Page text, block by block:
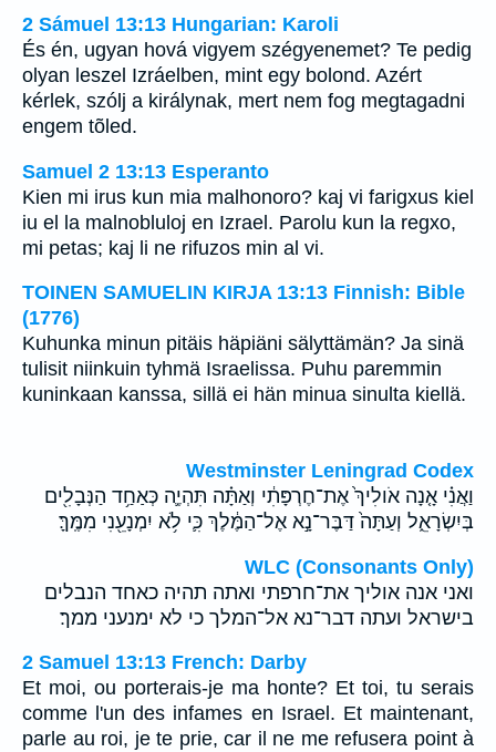
2 Sámuel 13:13 Hungarian: Karoli
És én, ugyan hová vigyem szégyenemet? Te pedig
olyan leszel Izráelben, mint egy bolond. Azért
kérlek, szólj a királynak, mert nem fog megtagadni
engem tõled.
Samuel 2 13:13 Esperanto
Kien mi irus kun mia malhonoro? kaj vi farigxus kiel
iu el la malnobluloj en Izrael. Parolu kun la regxo,
mi petas; kaj li ne rifuzos min al vi.
TOINEN SAMUELIN KIRJA 13:13 Finnish: Bible
(1776)
Kuhunka minun pitäis häpiäni sälyttämän? Ja sinä
tulisit niinkuin tyhmä Israelissa. Puhu paremmin
kuninkaan kanssa, sillä ei hän minua sinulta kiellä.
Westminster Leningrad Codex
וַאֲנִ֗י אָ֤נָה אֹולִיךְ֙ אֶת־חֶרְפָּתִ֔י וְאַתָּ֗ה תִּהְיֶ֛ה כְּאַחַ֥ד הַנְּבָלִ֖ים
בְּיִשְׂרָאֵ֑ל וְעַתָּה֙ דַּבֶּר־נָ֣א אֶל־הַמֶּ֔לֶךְ כִּ֛י לֹ֥א יִמְנָעֵ֖נִי מִמֶּֽךָּ׃
WLC (Consonants Only)
ואני אנה אוליך את־חרפתי ואתה תהיה כאחד הנבלים
בישראל ועתה דבר־נא אל־המלך כי לא ימנעני ממך׃
2 Samuel 13:13 French: Darby
Et moi, ou porterais-je ma honte? Et toi, tu serais
comme l'un des infames en Israel. Et maintenant,
parle au roi, je te prie, car il ne me refusera point à